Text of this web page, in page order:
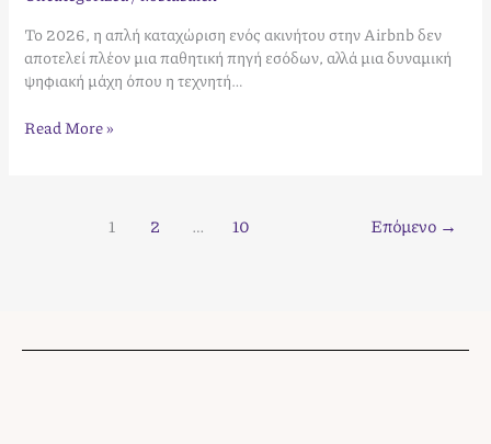
Το 2026, η απλή καταχώριση ενός ακινήτου στην Airbnb δεν
αποτελεί πλέον μια παθητική πηγή εσόδων, αλλά μια δυναμική
ψηφιακή μάχη όπου η τεχνητή…
Read More »
1 2 … 10 Επόμενο →